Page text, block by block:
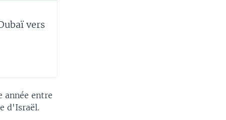
vers
année entre
d'Israël.